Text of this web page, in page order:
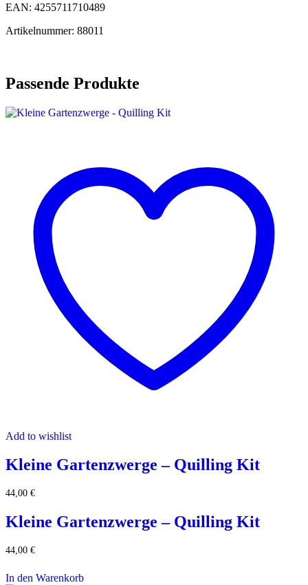
EAN: 4255711710489
Artikelnummer: 88011
Passende Produkte
Add to wishlist
Kleine Gartenzwerge – Quilling Kit
44,00 €
Kleine Gartenzwerge – Quilling Kit
44,00 €
In den Warenkorb